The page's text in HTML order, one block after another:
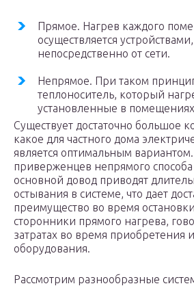
Прямое. Нагрев каждого
осуществляется
непосредственно от сети.
Непрямое. При таком
теплоноситель, который
установленные в
Существует достаточно большое
какое для частного дома
является оптимальным
приверженцев непрямого
основной довод приводят
остывания в системе, что дает
преимущество во время
сторонники прямого нагрева,
затратах во время приобретения
оборудования.
Рассмотрим разнообразные